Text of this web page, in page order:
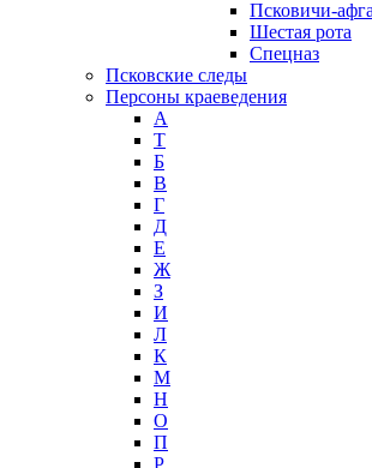
Псковичи-
Шестая рота
Спецназ
Псковские следы
Персоны краеведения
А
T
Б
В
Г
Д
Е
Ж
З
И
Л
К
М
Н
О
П
Р